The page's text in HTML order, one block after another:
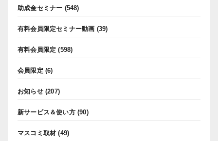
助成金セミナー (548)
有料会員限定セミナー動画 (39)
有料会員限定 (598)
会員限定 (6)
お知らせ(207)
新サービス＆使い方(90)
マスコミ取材 (49)